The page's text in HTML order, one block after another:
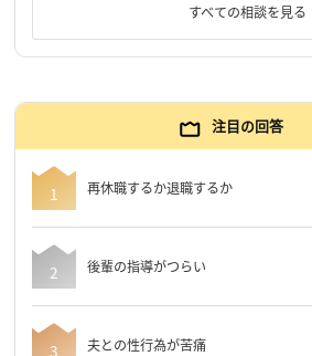
すべての相談を見る
注目の回答
再休職するか退職するか
後輩の指導がつらい
夫との性行為が苦痛